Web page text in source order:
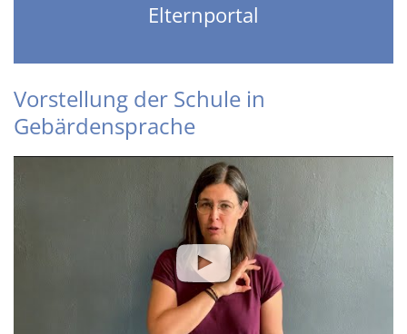
Elternportal
Vorstellung der Schule in
Gebärdensprache